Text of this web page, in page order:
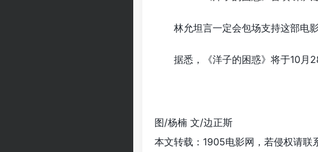
林允坦言一定会包场支持这部电影
据悉，《洋子的困惑》将于10月
图/杨楠 文/边正斯
本文转载：1905电影网，若侵权请联